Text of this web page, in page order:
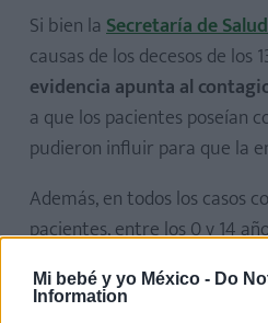
Mi bebé y yo México - Do
Information
Si bien la Secretaría de
causas de los decesos de los
evidencia apunta al
a que los pacientes poseían
pudieron influir para que la
Además, en todos los casos
pacientes, entre los 0 y 14